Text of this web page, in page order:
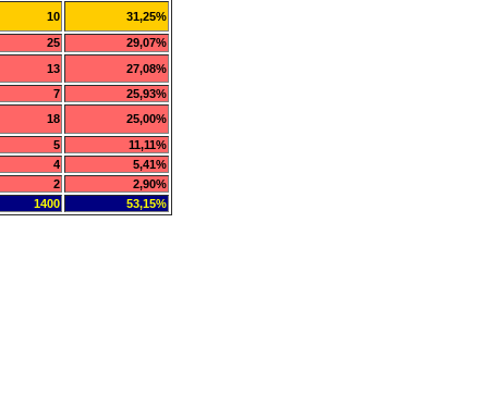
10
31,25%
25
29,07%
13
27,08%
7
25,93%
18
25,00%
5
11,11%
4
5,41%
2
2,90%
1400 53,15%